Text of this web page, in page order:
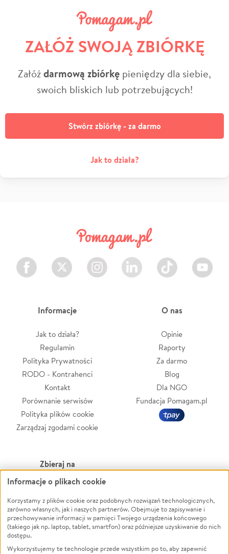
ZAŁÓŻ SWOJĄ ZBIÓRKĘ
Załóżdarmową zbiórkę pieniędzy dla siebie,
swoich bliskich lub potrzebujących!
Stwórz zbiórkę - za darmo
Jak to działa?
Facebook Twitter Instagram LinkedIn TikTok Youtube
Informacje
Jak to działa?
Regulamin
Polityka Prywatności
RODO - Kontrahenci
Kontakt
Porównanie serwisów
Polityka plików cookie
Zarządzaj zgodami cookie
O nas
Opinie
Raporty
Za darmo
Blog
Dla NGO
Fundacja Pomagam.pl
Zbieraj na
Leczenie
Zwierzęta
Pożar
Ukraina
Powódź
Wichura
NGO
Informacje o plikach cookie
Korzystamy z plików cookie oraz podobnych rozwiązań technologicznych,
zarówno własnych, jak i naszych partnerów. Obejmuje to zapisywanie i
przechowywanie informacji w pamięci Twojego urządzenia końcowego
(takiego jak np. laptop, tablet, smartfon) oraz późniejsze uzyskiwanie do nich
dostępu.
Wykorzystujemy te technologie przede wszystkim po to, aby zapewnić